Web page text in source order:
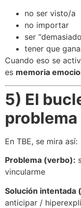
no ser visto/a
no importar
ser
tener que
Cuando eso se
es memoria
5) El
problema
En TBE, se mira así:
Problema (verbo):
vincularme
Solución intentada
anticipar /